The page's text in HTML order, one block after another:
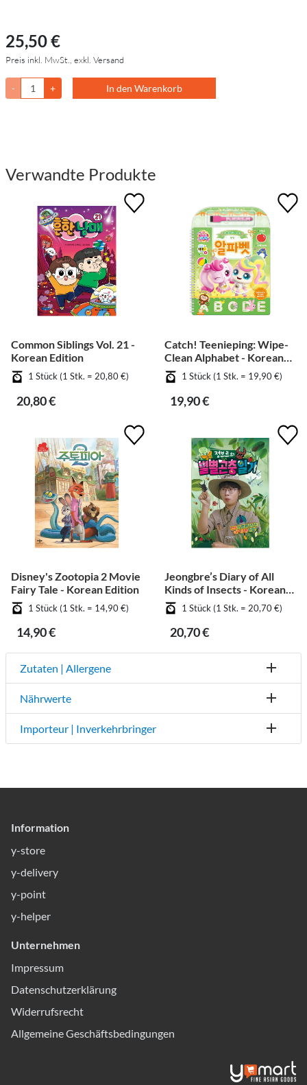
25,50 €
Preis inkl. MwSt., exkl. Versand
- + In den Warenkorb
Verwandte Produkte
Common Siblings Vol. 21 -
Korean Edition
1 Stück (1 Stk. = 20,80 €)
20,80 €
Catch! Teenieping: Wipe-
Clean Alphabet - Korean
Edition1 Stück (1 Stk. = 19,90 €)
19,90 €
Disney's Zootopia 2 Movie
Fairy Tale - Korean Edition
1 Stück (1 Stk. = 14,90 €)
14,90 €
Jeongbre’s Diary of All
Kinds of Insects - Korean
Edition1 Stück (1 Stk. = 20,70 €)
20,70 €
Zutaten | Allergene
Nährwerte
Importeur | Inverkehrbringer
Information
y-store
y-delivery
y-point
y-helper
Unternehmen
Impressum
Datenschutzerklärung
Widerrufsrecht
Allgemeine Geschäftsbedingungen